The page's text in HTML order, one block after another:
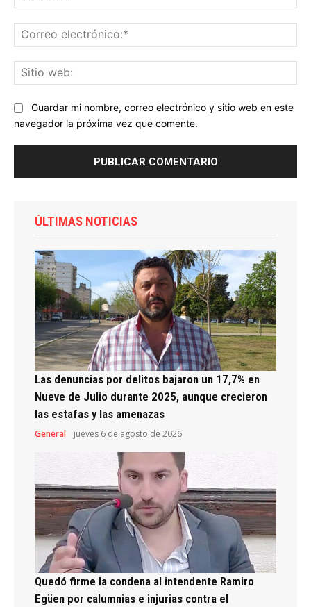
Guardar mi nombre, correo electrónico y sitio web en este
navegador la próxima vez que comente.
ÚLTIMAS NOTICIAS
Las denuncias por delitos bajaron un 17,7% en
Nueve de Julio durante 2025, aunque crecieron
las estafas y las amenazas
General jueves 6 de agosto de 2026
Quedó firme la condena al intendente Ramiro
Egüen por calumnias e injurias contra el